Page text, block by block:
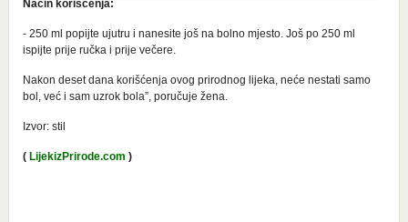
Način korišćenja:
- 250 ml popijte ujutru i nanesite još na bolno mjesto. Još po 250 ml
ispijte prije ručka i prije večere.
Nakon deset dana korišćenja ovog prirodnog lijeka, neće nestati samo
bol, već i sam uzrok bola”, poručuje žena.
Izvor: stil
( LijekizPrirode.com )